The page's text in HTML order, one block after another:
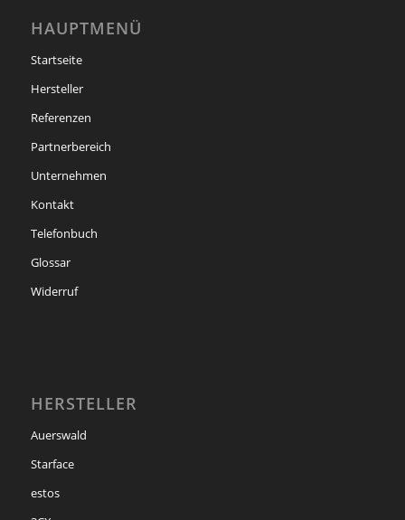
HAUPTMENÜ
Startseite
Hersteller
Referenzen
Partnerbereich
Unternehmen
Kontakt
Telefonbuch
Glossar
Widerruf
HERSTELLER
Auerswald
Starface
estos